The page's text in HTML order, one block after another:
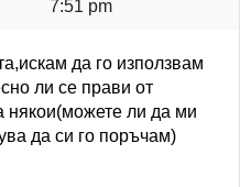
7:51 pm
да го използвам
ли се прави от
някои(можете ли да ми
да си го поръчам)